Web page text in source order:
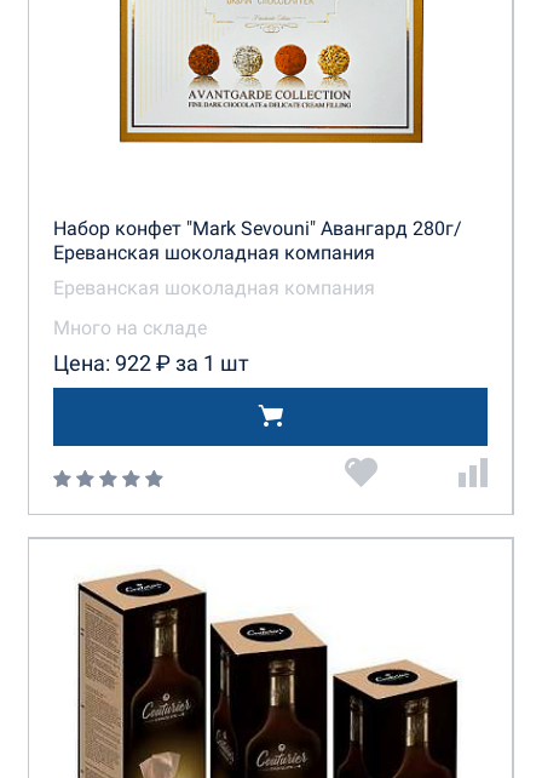
Набор конфет "Mark Sevouni" Авангард 280г/
Ереванская шоколадная компания
Ереванская шоколадная компания
Много на складе
Цена: 922 ₽ за 1 шт